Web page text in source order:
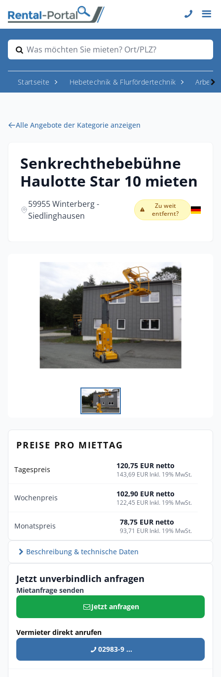
Was möchten Sie mieten? Ort/PLZ?
Startseite Hebetechnik & Flurfördertechnik
Alle Angebote der Kategorie anzeigen
Senkrechthebebühne
Haulotte Star 10 mieten
59955 Winterberg -
Siedlinghausen
Zu weit
entfernt?
PREISE PRO MIETTAG
Tagespreis 120,75 EUR netto
143,69 EUR Inkl. 19% MwSt.
Wochenpreis 102,90 EUR netto
122,45 EUR Inkl. 19% MwSt.
Monatspreis 78,75 EUR netto
93,71 EUR Inkl. 19% MwSt.
Beschreibung & technische Daten
Jetzt unverbindlich anfragen
Mietanfrage senden
Jetzt anfragen
Vermieter direkt anrufen
02983-9 ...